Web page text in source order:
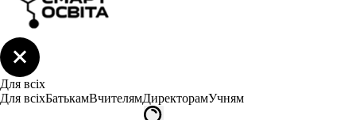
Для всіх
Для всіхБатькамВчителямДиректорамУчням